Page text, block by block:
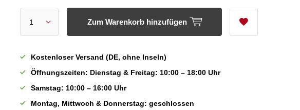
Zum Warenkorb hinzufügen
Kostenloser Versand (DE, ohne Inseln)
Öffnungszeiten: Dienstag & Freitag: 10:00 – 18:00 Uhr
Samstag: 10:00 – 16:00 Uhr
Montag, Mittwoch & Donnerstag: geschlossen